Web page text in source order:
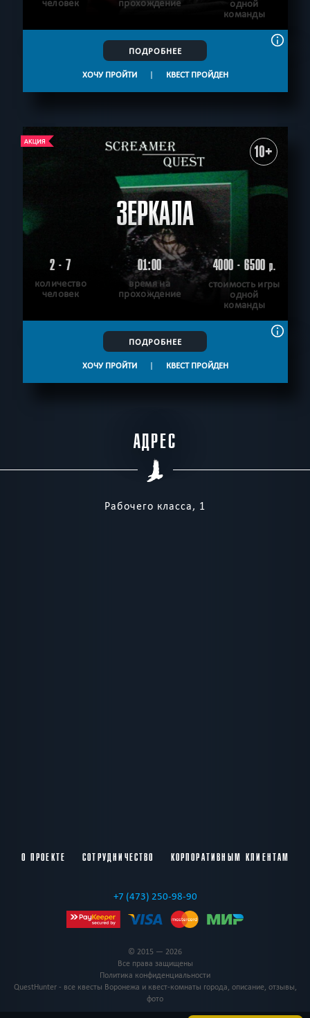
человек
прохождение
одной
команды
ПОДРОБНЕЕ
ХОЧУ ПРОЙТИ | КВЕСТ ПРОЙДЕН
10+
ЗЕРКАЛА
2 - 7
количество
человек
01:00
время на
прохождение
4000 - 6500р.
стоимость игры
одной
команды
ПОДРОБНЕЕ
ХОЧУ ПРОЙТИ | КВЕСТ ПРОЙДЕН
АДРЕС
Рабочего класса, 1
О ПРОЕКТЕ СОТРУДНИЧЕСТВО КОРПОРАТИВНЫМ КЛИЕНТАМ
+7 (473) 250-98-90
© 2015 — 2026
Все права защищены
Политика конфиденциальности
QuestHunter - все квесты Воронежа и квест-комнаты города, описание, отзывы,
фото